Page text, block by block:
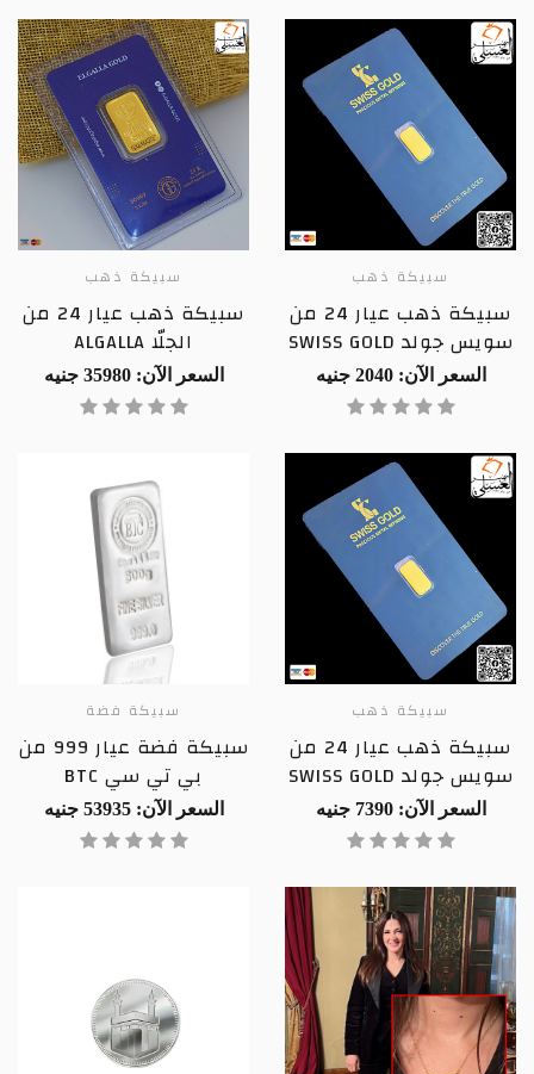
سبيكة ذهب
سبيكة ذهب عيار 24 من
سويس جولد SWISS GOLD
السعر الآن: 2040 جنيه
سبيكة ذهب
سبيكة ذهب عيار 24 من
الجلّا ALGALLA
السعر الآن: 35980 جنيه
سبيكة ذهب
سبيكة ذهب عيار 24 من
سويس جولد SWISS GOLD
السعر الآن: 7390 جنيه
سبيكة فضة
سبيكة فضة عيار 999 من
بي تي سي BTC
السعر الآن: 53935 جنيه